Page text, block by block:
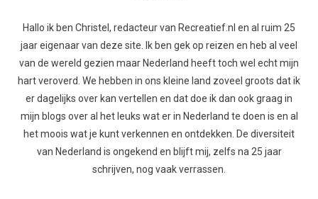
Hallo ik ben Christel, redacteur van Recreatief.nl en al ruim 25
jaar eigenaar van deze site. Ik ben gek op reizen en heb al veel
van de wereld gezien maar Nederland heeft toch wel echt mijn
hart veroverd. We hebben in ons kleine land zoveel groots dat ik
er dagelijks over kan vertellen en dat doe ik dan ook graag in
mijn blogs over al het leuks wat er in Nederland te doen is en al
het moois wat je kunt verkennen en ontdekken. De diversiteit
van Nederland is ongekend en blijft mij, zelfs na 25 jaar
schrijven, nog vaak verrassen.